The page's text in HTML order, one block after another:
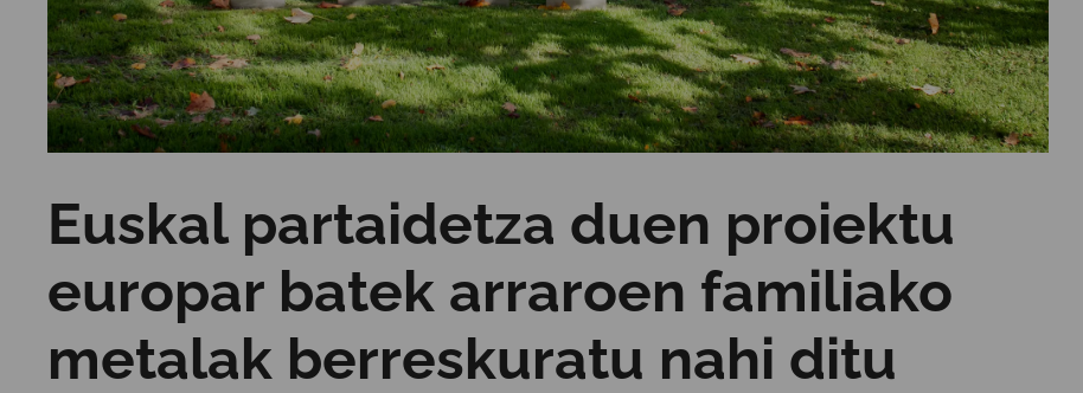
Euskal partaidetza duen proiektu
europar batek arraroen familiako
metalak berreskuratu nahi ditu